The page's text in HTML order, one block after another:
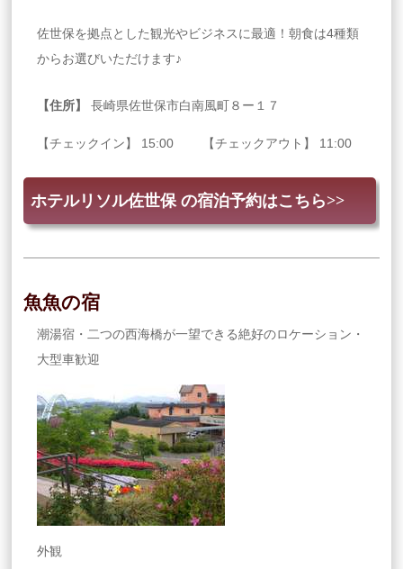
佐世保を拠点とした観光やビジネスに最適！朝食は4種類
からお選びいただけます♪
【住所】 長崎県佐世保市白南風町８ー１７
【チェックイン】 15:00 【チェックアウト】 11:00
ホテルリソル佐世保 の宿泊予約はこちら>>
魚魚の宿
潮湯宿・二つの西海橋が一望できる絶好のロケーション・
大型車歓迎
外観